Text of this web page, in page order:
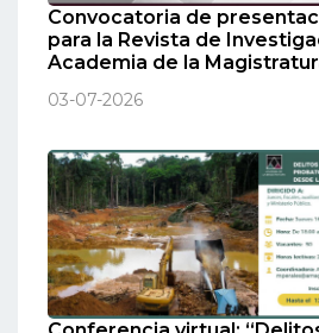
Convocatoria de
para la Revista de
Academia de la
03-07-2026